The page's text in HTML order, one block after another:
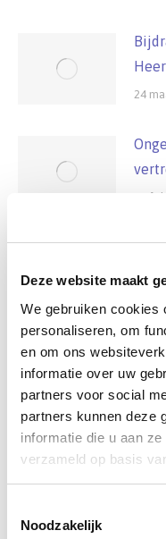
Deze website maakt
We gebruiken cookies
personaliseren, om
en om ons
informatie over uw
partners voor social
partners kunnen deze
informatie die u aan
verzameld op basis
Noodzakelijk
24
13
18
10